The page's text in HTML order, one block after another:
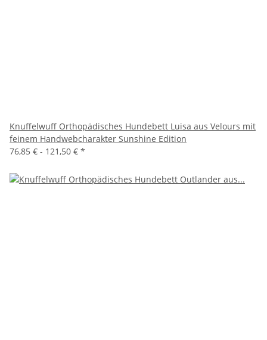
Knuffelwuff Orthopädisches Hundebett Luisa aus Velours mit
feinem Handwebcharakter Sunshine Edition
76,85 € - 121,50 € *